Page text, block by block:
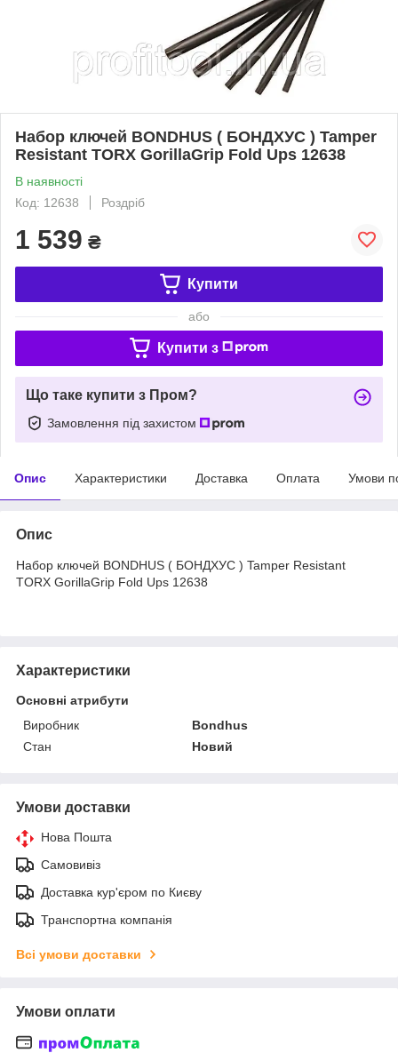
Набор ключей BONDHUS ( БОНДХУС ) Tamper
Resistant TORX GorillaGrip Fold Ups 12638
В наявності
Код: 12638
Роздріб
1 539 ₴
Купити
або
Купити з
Що таке купити з Пром?
Замовлення під захистом
Опис Характеристики Доставка Оплата Умови
Опис
Набор ключей BONDHUS ( БОНДХУС ) Tamper Resistant
TORX GorillaGrip Fold Ups 12638
Характеристики
Основні атрибути
Виробник
Bondhus
Стан
Новий
Умови доставки
Нова Пошта
Самовивіз
Доставка кур'єром по Києву
Транспортна компанія
Всі умови доставки
Умови оплати